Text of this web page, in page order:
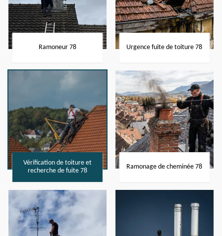
Ramoneur 78 Urgence fuite de toiture 78
Vérification de toiture et
recherche de fuite 78
Ramonage de cheminée 78